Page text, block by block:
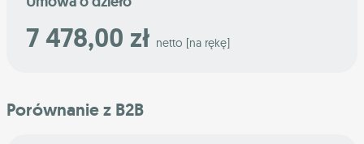
7 478,00 zł netto [na rękę]
Porównanie z B2B